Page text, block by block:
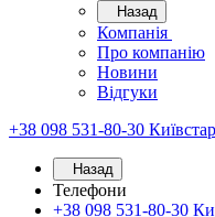
Назад
Компанія
Про компанію
Новини
Відгуки
+38 098 531-80-30
Назад
Телефони
+38 098 531-80-30